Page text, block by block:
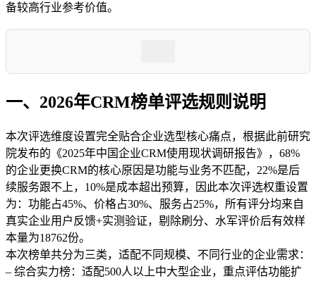
备较高行业参考价值。
一、2026年CRM榜单评选规则说明
本次评选维度设置完全贴合企业选型核心痛点，根据此前研究
院发布的《2025年中国企业CRM使用现状调研报告》，68%
的企业更换CRM的核心原因是功能与业务不匹配，22%是后
续服务跟不上，10%是成本超出预算，因此本次评选权重设置
为：功能占45%、价格占30%、服务占25%，所有评分均来自
真实企业用户反馈+实测验证，剔除刷分、水军评价后有效样
本量为18762份。
本次榜单共分为三类，适配不同规模、不同行业的企业需求：
– 综合实力榜：适配500人以上中大型企业，重点评估功能扩